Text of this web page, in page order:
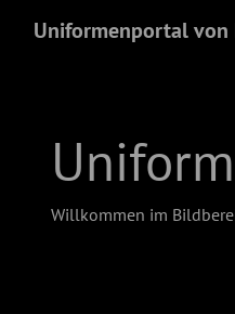
Uniformenportal von
Willkommen im